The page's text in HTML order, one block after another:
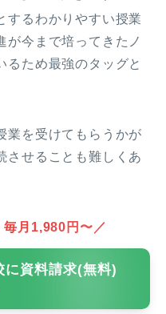
するわかりやすい授業
が今まで培ってきたノ
るため最強のタッグと
業を受けてもらうかが
させることも難しくあ
毎月1,980円〜／
に資料請求(無料)